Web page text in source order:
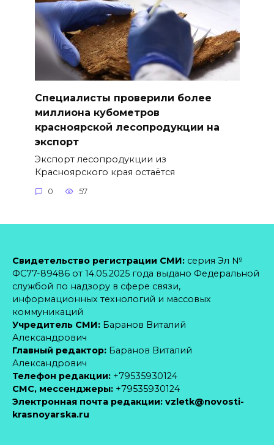
Специалисты проверили более
миллиона кубометров
красноярской лесопродукции на
экспорт
Экспорт лесопродукции из
Красноярского края остаётся
0 57
Свидетельство регистрации СМИ: серия Эл №
ФС77-89486 от 14.05.2025 года выдано Федеральной
службой по надзору в сфере связи,
информационных технологий и массовых
коммуникаций
Учредитель СМИ: Баранов Виталий
Александрович
Главный редактор: Баранов Виталий
Александрович
Телефон редакции: +79535930124
CМС, мессенджеры: +79535930124
Электронная почта редакции: vzletk@novosti-
krasnoyarska.ru